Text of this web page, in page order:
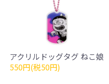
アクリルドッグタグ ねこ娘
550円(税50円)